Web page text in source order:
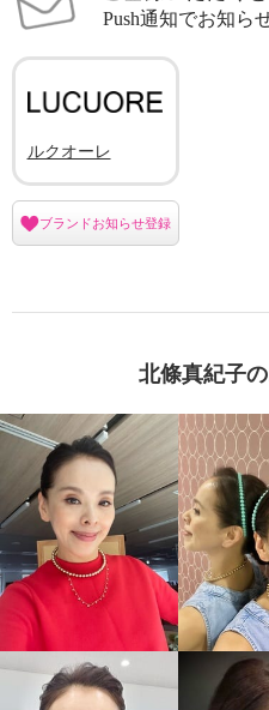
Push通知でお知ら
ルクオーレ
ブランドお知らせ登録
北條真紀子